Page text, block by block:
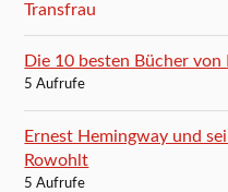
Die 10 besten Bücher
5 Aufrufe
Ernest Hemingway und
Rowohlt
5 Aufrufe